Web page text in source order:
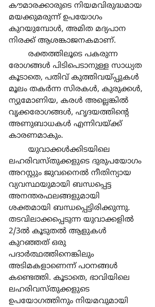
കൗമാരക്കാരുടെ നിയമവിരുദ്ധമായ
മയക്കുമരുന്ന് ഉപയോഗം
കുറയുമ്പോള്‍, അമിത മദ്യപാന
നിരക്ക് ആശങ്കാജനകമാണ്.
രോഗങ്ങള്‍ പിടിപെടാനുള്ള സാധ്യത
കൂടാതെ, പതിവ് കുത്തിവയ്പ്പുകള്‍
മൂലം തകര്‍ന്ന സിരകള്‍, കുരുക്കള്‍,
ന്യുമോണിയ, കരള്‍ അല്ലെങ്കില്‍
വൃക്കരോഗങ്ങള്‍, ഹൃദയത്തിന്‍റെ
അണുബാധകള്‍ എന്നിവയ്ക്ക്
കാരണമാകും.
ലഹരിവസ്തുക്കളുടെ ദുരുപയോഗം
അറസ്റ്റും ജുവനൈല്‍ നീതിന്യായ
വ്യവസ്ഥയുമായി ബന്ധപ്പെട്ട
അനന്തരഫലങ്ങളുമായി
ശക്തമായി ബന്ധപ്പെട്ടിരിക്കുന്നു.
തടവിലാക്കപ്പെടുന്ന യുവാക്കളില്‍
2/3ല്‍ കൂടുതല്‍ ആളുകള്‍
കുറഞ്ഞത് ഒരു
പദാര്‍ത്ഥത്തിനെങ്കിലും
അടിമകളാണെന്ന് പഠനങ്ങള്‍
കണ്ടെത്തി. കൂടാതെ, ഭാവിയിലെ
ലഹരിവസ്തുക്കളുടെ
ഉപയോഗത്തിനും നിയമവുമായി